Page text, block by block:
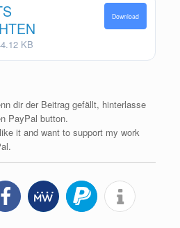
KB
Download
dir der Beitrag gefällt, hinterlasse
PayPal button.
it and want to support my work